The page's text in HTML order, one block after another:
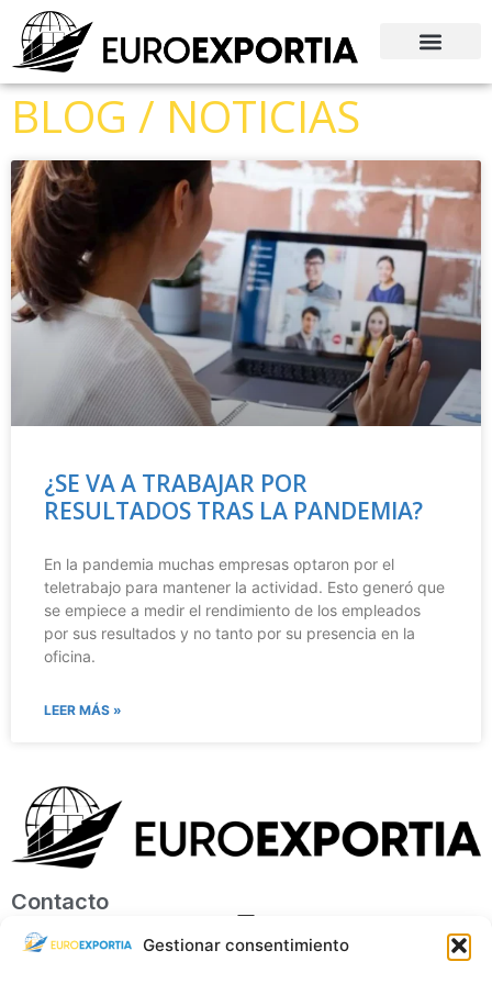
Gestionar consentimiento
BLOG / NOTICIAS
¿SE VA A TRABAJAR POR
RESULTADOS TRAS LA PANDEMIA?
En la pandemia muchas empresas optaron por el
teletrabajo para mantener la actividad. Esto generó que
se empiece a medir el rendimiento de los empleados
por sus resultados y no tanto por su presencia en la
oficina.
LEER MÁS »
Contacto
ventas@euroexportia.com